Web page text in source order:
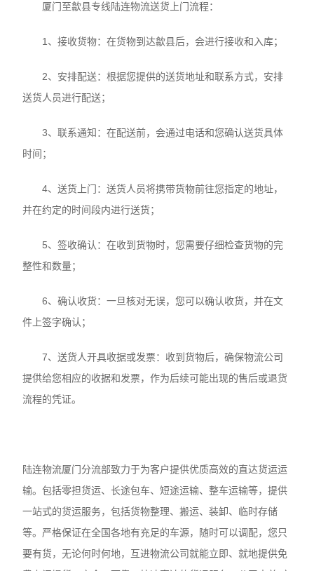
厦门至歙县专线陆连物流送货上门流程：
1、接收货物：在货物到达歙县后，会进行接收和入库；
2、安排配送：根据您提供的送货地址和联系方式，安排
送货人员进行配送；
3、联系通知：在配送前，会通过电话和您确认送货具体
时间；
4、送货上门：送货人员将携带货物前往您指定的地址，
并在约定的时间段内进行送货；
5、签收确认：在收到货物时，您需要仔细检查货物的完
整性和数量；
6、确认收货：一旦核对无误，您可以确认收货，并在文
件上签字确认；
7、送货人开具收据或发票：收到货物后，确保物流公司
提供给您相应的收据和发票，作为后续可能出现的售后或退货
流程的凭证。
陆连物流‌厦门分流部致力于为客户提供优质高效的直达货运运
输。包括零担货运、长途包车、短途运输、整车运输等，提供
一站式的货运服务，包括货物整理、搬运、装卸、临时存储
等。严格保证在全国各地有充足的车源，随时可以调配，您只
要有货，无论何时何地，互进物流公司就能立即、就地提供免